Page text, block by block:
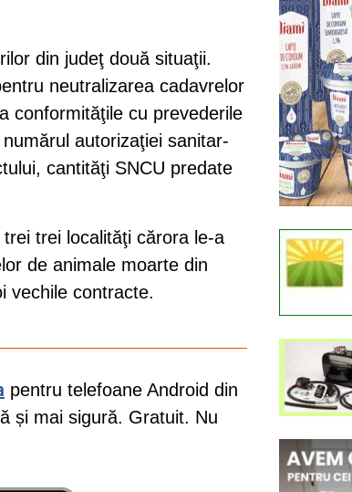
din judeţ două situaţii.
neutralizarea cadavrelor
conformităţile cu prevederile
autorizaţiei sanitar-
cantităţi SNCU predate
trei localităţi cărora le-a
de animale moarte din
vechile contracte.
pentru telefoane Android din
și mai sigură. Gratuit. Nu